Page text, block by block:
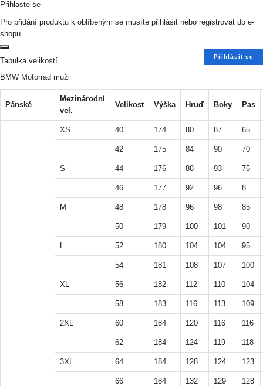
Přihlaste se
Pro přidání produktu k oblíbeným se musíte přihlásit nebo registrovat do e-
shopu.
Přihlásit se
Tabulka velikostí
BMW Motorrad muži
Pánské
Mezinárodní
vel.
Velikost Výška Hruď Boky Pas
XS 40 174 80 87 65
42 175 84 90 70
S 44 176 88 93 75
46 177 92 96 8
M 48 178 96 98 85
50 179 100 101 90
L 52 180 104 104 95
54 181 108 107 100
XL 56 182 112 110 104
58 183 116 113 109
2XL 60 184 120 116 116
62 184 124 119 118
3XL 64 184 128 124 123
66 184 132 129 128